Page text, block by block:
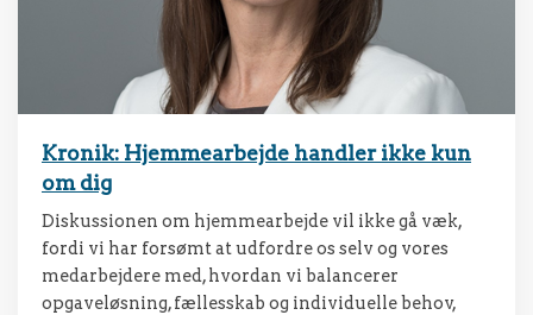
Kronik: Hjemmearbejde handler ikke kun
om dig
Diskussionen om hjemmearbejde vil ikke gå væk,
fordi vi har forsømt at udfordre os selv og vores
medarbejdere med, hvordan vi balancerer
opgaveløsning, fællesskab og individuelle behov,